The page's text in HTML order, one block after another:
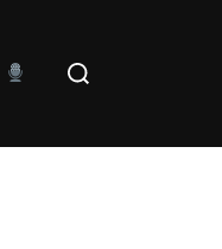
Buscar: